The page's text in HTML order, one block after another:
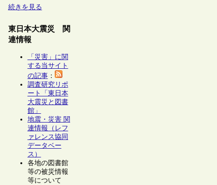
続きを見る
東日本大震災 関
連情報
「災害」に関
する当サイト
の記事：
調査研究リポ
ート「東日本
大震災と図書
館」
地震・災害 関
連情報（レフ
ァレンス協同
データベー
ス）
各地の図書館
等の被災情報
等について